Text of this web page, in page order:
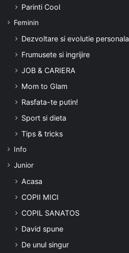
Parinti Cool
Feminin
Dezvoltare si evolutie personala
Frumusete si ingrijire
JOB & CARIERA
Mom to Glam
Rasfata-te putin!
Sport si dieta
Tips & tricks
Info
Junior
Acasa
COPII MICI
COPIL SANATOS
David spune
De unul singur